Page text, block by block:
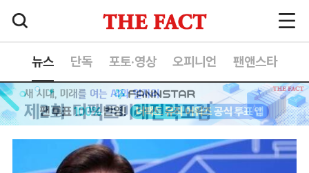
뉴스 단독 포토·영상 오피니언 팬앤스타